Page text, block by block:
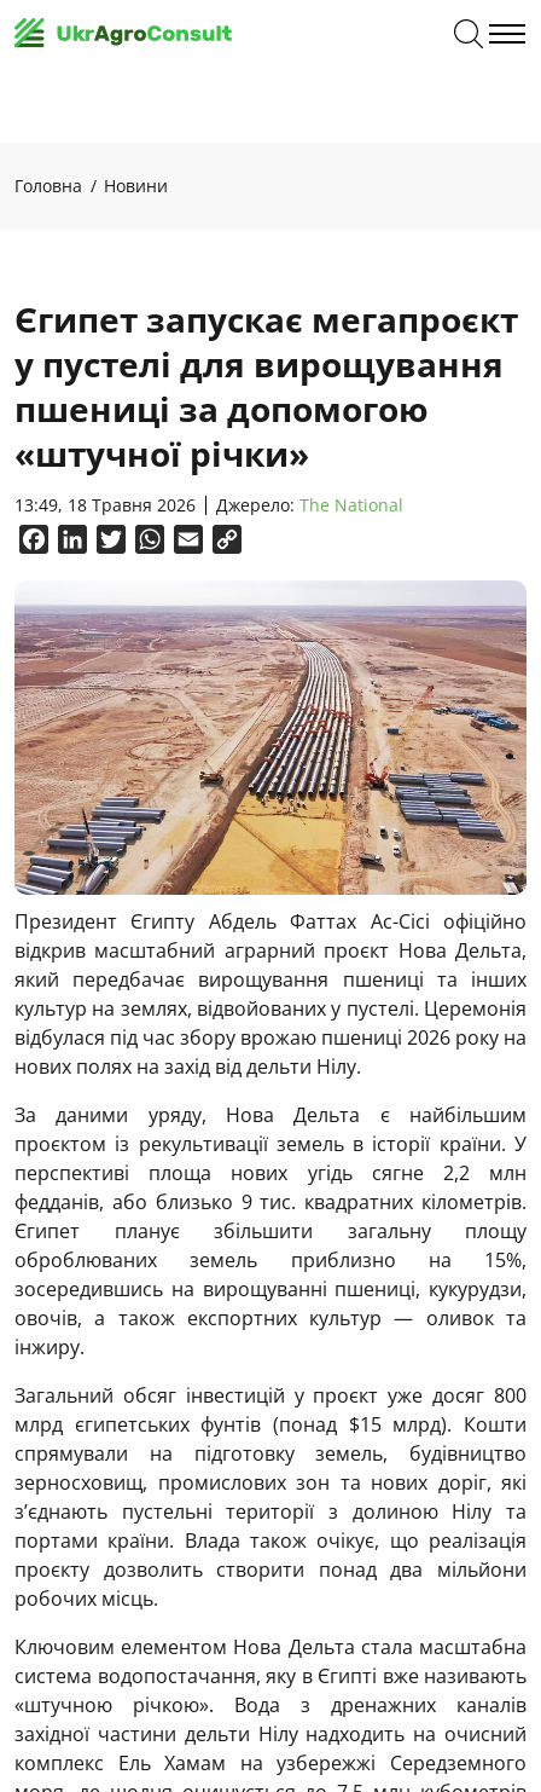
Головна Новини
Єгипет запускає мегапроєкт
у пустелі для вирощування
пшениці за допомогою
«штучної річки»
13:49, 18 Травня 2026 Джерело: The National
FacebookLinkedInTwitterWhatsApp
Email
Президент Єгипту Абдель Фаттах Ас-Сісі офіційно
відкрив масштабний аграрний проєкт Нова Дельта,
який передбачає вирощування пшениці та інших
культур на землях, відвойованих у пустелі. Церемонія
відбулася під час збору врожаю пшениці 2026 року на
нових полях на захід від дельти Нілу.
За даними уряду, Нова Дельта є найбільшим
проєктом із рекультивації земель в історії країни. У
перспективі площа нових угідь сягне 2,2 млн
федданів, або близько 9 тис. квадратних кілометрів.
Єгипет планує збільшити загальну площу
оброблюваних земель приблизно на 15%,
зосередившись на вирощуванні пшениці, кукурудзи,
овочів, а також експортних культур — оливок та
інжиру.
Загальний обсяг інвестицій у проєкт уже досяг 800
млрд єгипетських фунтів (понад $15 млрд). Кошти
спрямували на підготовку земель, будівництво
зерносховищ, промислових зон та нових доріг, які
з’єднають пустельні території з долиною Нілу та
портами країни. Влада також очікує, що реалізація
проєкту дозволить створити понад два мільйони
робочих місць.
Ключовим елементом Нова Дельта стала масштабна
система водопостачання, яку в Єгипті вже називають
«штучною річкою». Вода з дренажних каналів
західної частини дельти Нілу надходить на очисний
комплекс Ель Хамам на узбережжі Середземного